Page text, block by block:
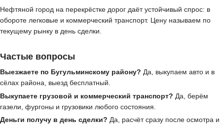
Нефтяной город на перекрёстке дорог даёт устойчивый спрос: в
обороте легковые и коммерческий транспорт. Цену называем по
текущему рынку в день сделки.
Частые вопросы
Выезжаете по Бугульминскому району? Да, выкупаем авто и в
сёлах района, выезд бесплатный.
Выкупаете грузовой и коммерческий транспорт? Да, берём
газели, фургоны и грузовики любого состояния.
Деньги получу в день сделки? Да, расчёт сразу после осмотра и